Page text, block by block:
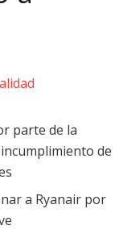
parte de la
de
a Ryanair por